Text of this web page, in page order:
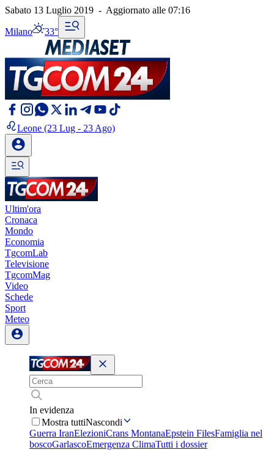
Sabato 13 Luglio 2019 - Aggiornato alle 07:16
Milano 33°
Leone (23 Lug - 23 Ago)
Ultim'ora
Cronaca
Mondo
Economia
TgcomLab
Televisione
TgcomMag
Video
Schede
Sport
Meteo
In evidenza
Mostra tuttiNascondi
Guerra IranElezioniCrans MontanaEpstein FilesFamiglia nel
boscoGarlascoEmergenza ClimaTutti i dossier